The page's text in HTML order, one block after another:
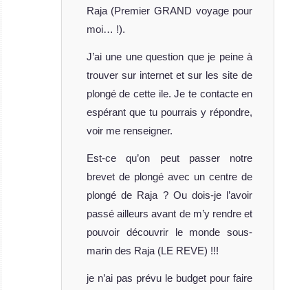
Raja (Premier GRAND voyage pour
moi… !).
J’ai une une question que je peine à
trouver sur internet et sur les site de
plongé de cette ile. Je te contacte en
espérant que tu pourrais y répondre,
voir me renseigner.
Est-ce qu’on peut passer notre
brevet de plongé avec un centre de
plongé de Raja ? Ou dois-je l’avoir
passé ailleurs avant de m’y rendre et
pouvoir découvrir le monde sous-
marin des Raja (LE REVE) !!!
je n’ai pas prévu le budget pour faire